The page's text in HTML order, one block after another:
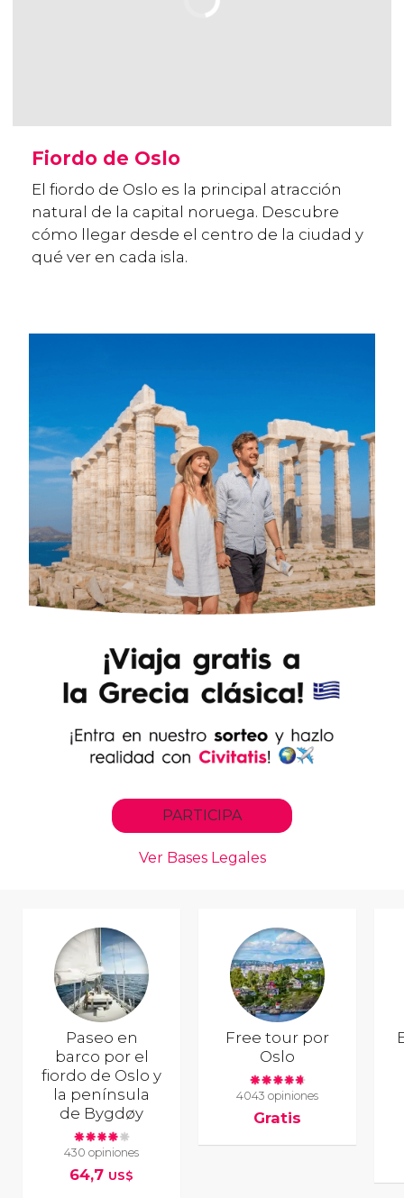
Fiordo de Oslo
El fiordo de Oslo es la principal atracción
natural de la capital noruega. Descubre
cómo llegar desde el centro de la ciudad y
qué ver en cada isla.
Paseo en
barco por el
fiordo de Oslo y
la península
de Bygdøy
430 opiniones
64,7 US$
Free tour por
Oslo
4043 opiniones
Gratis